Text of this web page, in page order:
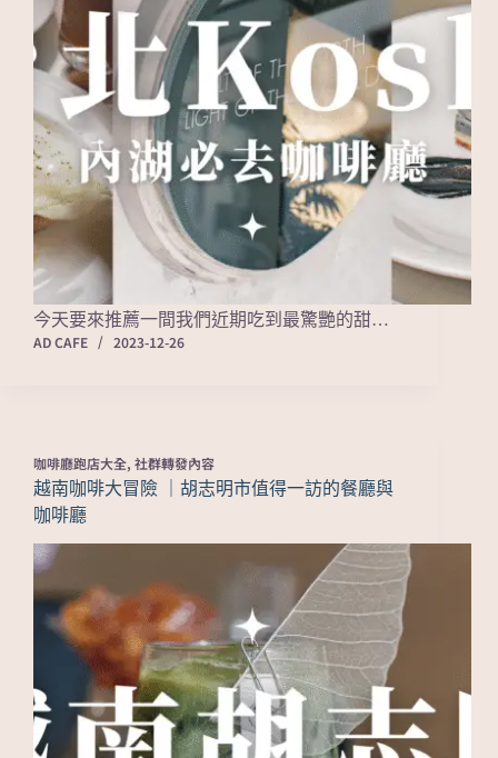
今天要來推薦一間我們近期吃到最驚艷的甜…
AD CAFE
2023-12-26
咖啡廳跑店大全, 社群轉發內容
越南咖啡大冒險 ｜胡志明市值得一訪的餐廳與
咖啡廳